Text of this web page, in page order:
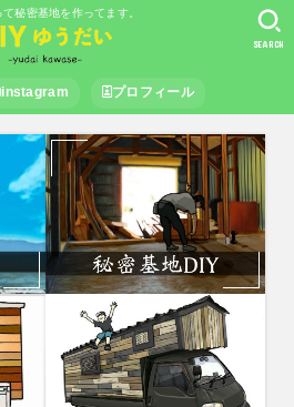
秘密基地を作ってます。
instagram プロフィール
SEARCH